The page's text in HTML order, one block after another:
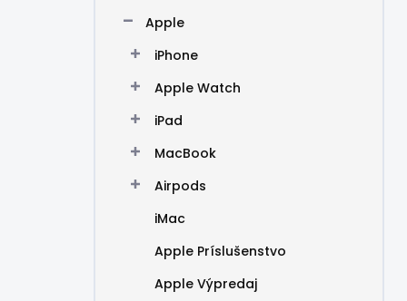
Apple
iPhone
Apple Watch
iPad
MacBook
Airpods
iMac
Apple Príslušenstvo
Apple Výpredaj